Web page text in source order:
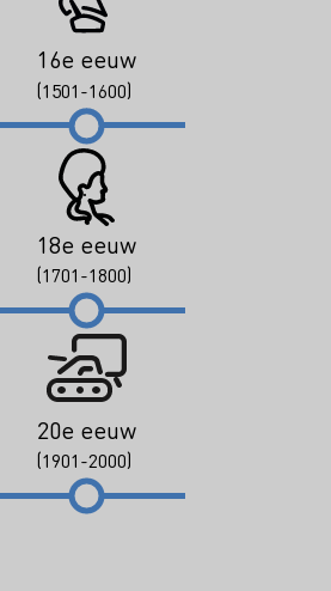
16e eeuw
(1501-1600)
18e eeuw
(1701-1800)
20e eeuw
(1901-2000)